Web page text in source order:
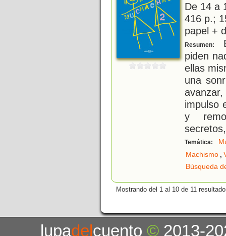
De 14 a
416 p.;
papel +
Resumen:
piden
ellas
una
impulso
y
secretos,
Temática:
Machismo,
Búsqueda
Mostrando del 1 al 10 de 11
lupadelcuento© 2013-